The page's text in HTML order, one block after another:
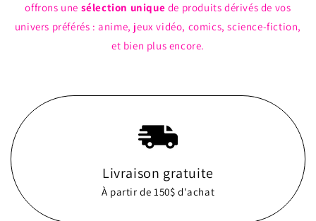
offrons une sélection unique de produits dérivés de vos
univers préférés : anime, jeux vidéo, comics, science-fiction,
et bien plus encore.
Livraison gratuite
À partir de 150$ d'achat